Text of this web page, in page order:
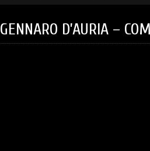
GENNARO D’AURIA –